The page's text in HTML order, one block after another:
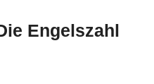
Engelszahl